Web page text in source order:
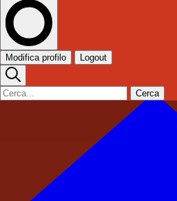
Modifica profilo Logout
Cerca